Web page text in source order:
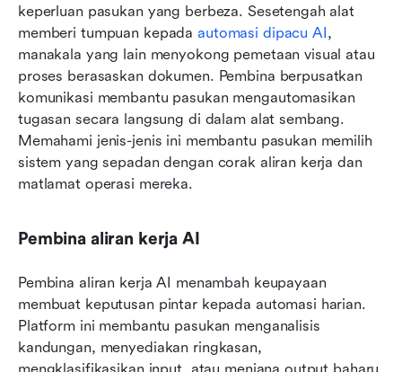
keperluan pasukan yang berbeza. Sesetengah alat
memberi tumpuan kepada automasi dipacu AI,
manakala yang lain menyokong pemetaan visual atau
proses berasaskan dokumen. Pembina berpusatkan
komunikasi membantu pasukan mengautomasikan
tugasan secara langsung di dalam alat sembang.
Memahami jenis-jenis ini membantu pasukan memilih
sistem yang sepadan dengan corak aliran kerja dan
matlamat operasi mereka.
Pembina aliran kerja AI
Pembina aliran kerja AI menambah keupayaan
membuat keputusan pintar kepada automasi harian.
Platform ini membantu pasukan menganalisis
kandungan, menyediakan ringkasan,